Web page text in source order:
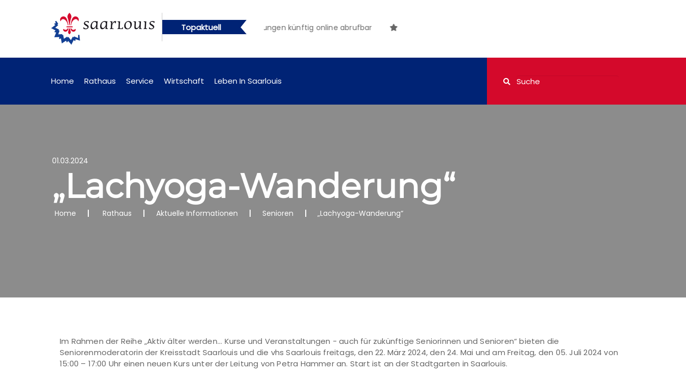
Topaktuell
künftig online abrufbar Öffentliche Bekanntmachungen künftig online abrufbar
Home Rathaus Service Wirtschaft Leben In Saarlouis
01.03.2024
„Lachyoga-Wanderung“
Home Rathaus Aktuelle Informationen Senioren „Lachyoga-Wanderung“
Im Rahmen der Reihe „Aktiv älter werden... Kurse und Veranstaltungen - auch für zukünftige Seniorinnen und Senioren“ bieten die
Seniorenmoderatorin der Kreisstadt Saarlouis und die vhs Saarlouis freitags, den 22. März 2024, den 24. Mai und am Freitag, den 05. Juli 2024 von
15:00 – 17:00 Uhr einen neuen Kurs unter der Leitung von Petra Hammer an. Start ist an der Stadtgarten in Saarlouis.